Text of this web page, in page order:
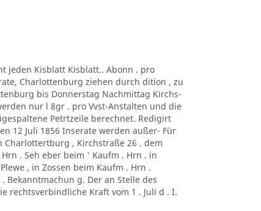
jeden Kisblatt Kisblatt.. Abonn . pro
Charlottenburg ziehen durch dition , zu
bis Donnerstag Nachmittag Kirchs-
nur l 8gr . pro Vvst-Anstalten und die
Petrtzeile berechnet. Redigirt
12 Juli 1856 Inserate werden außer- Für
, Kirchstraße 26 . dem
. Seh eber beim ' Kaufm . Hrn . in
, in Zossen beim Kaufm . Hrn .
Bekanntmachun g. Der an Stelle des
rechtsverbindliche Kraft vom 1 . Juli d . I.